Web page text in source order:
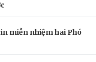
miễn nhiệm hai Phó